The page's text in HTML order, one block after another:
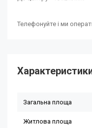
Телефонуйте і ми